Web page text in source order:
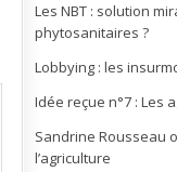
Les NBT : solution
phytosanitaires ?
Lobbying : les
Idée reçue n°7 : Les
Sandrine Rousseau
l’agriculture